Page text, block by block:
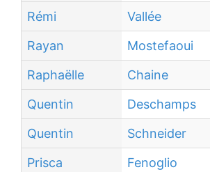
Rémi
Vallée
Rayan
Mostefaoui
Raphaëlle
Chaine
Quentin
Deschamps
Quentin
Schneider
Prisca
Fenoglio